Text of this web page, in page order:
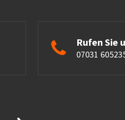
Rufen Sie
07031